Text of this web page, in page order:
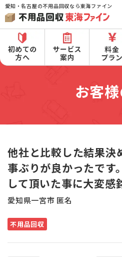
愛知・名古屋の不用品回収なら東海ファイン
お客
他社と比較した結果決
事ぶりが良かったです
して頂いた事に大変感
愛知県一宮市 匿名
不用品回収